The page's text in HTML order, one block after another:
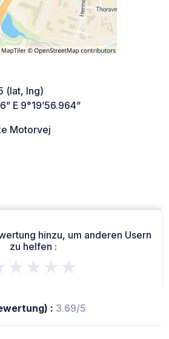
(lat, lng)
E 9°19’56.964”
Motorvej
hinzu, um anderen Usern
zu helfen :
: 3.69/5